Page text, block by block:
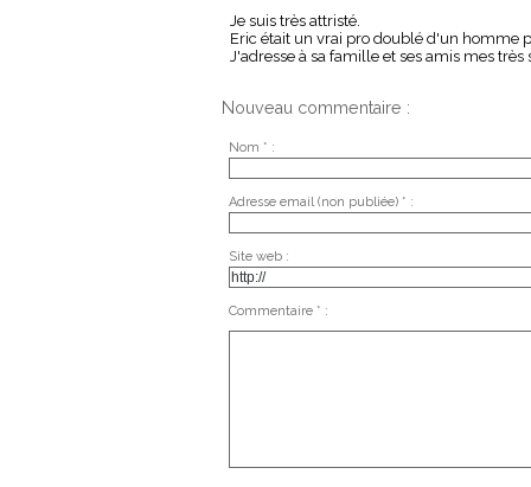
Je suis très attristé.
Eric était un vrai pro doublé d'un homme
J'adresse à sa famille et ses amis mes très
Nouveau commentaire :
Nom * :
Adresse email (non publiée) * :
Site web :
Commentaire * :